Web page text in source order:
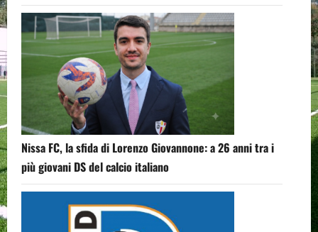
Nissa FC, la sfida di Lorenzo Giovannone: a 26 anni tra i
più giovani DS del calcio italiano